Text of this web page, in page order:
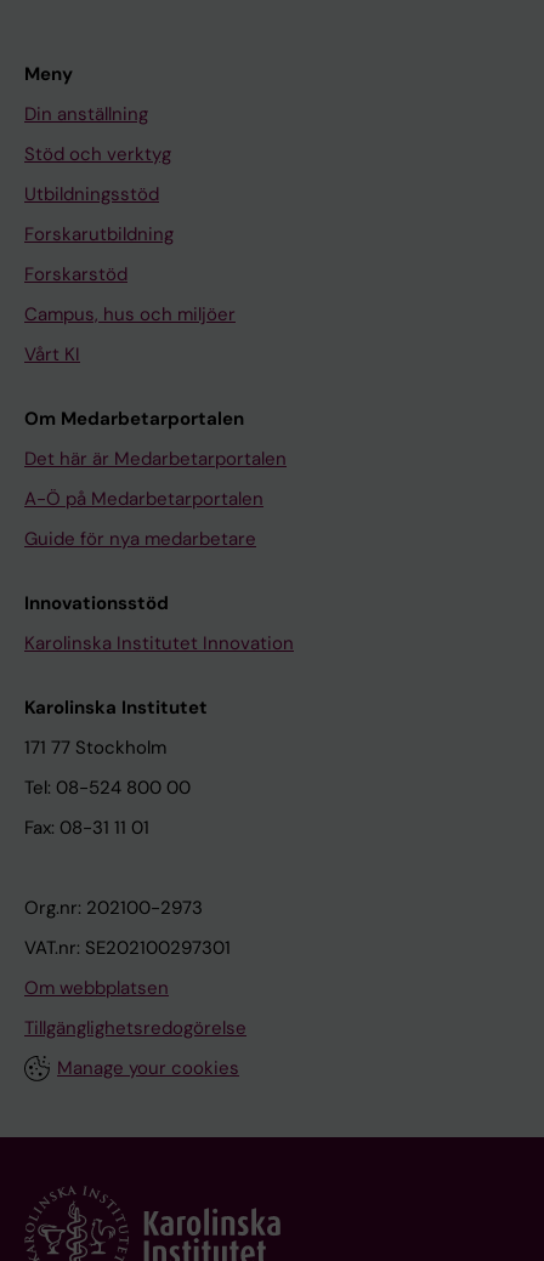
Meny
Din anställning
Stöd och verktyg
Utbildningsstöd
Forskarutbildning
Forskarstöd
Campus, hus och miljöer
Vårt KI
Om Medarbetarportalen
Det här är Medarbetarportalen
A-Ö på Medarbetarportalen
Guide för nya medarbetare
Innovationsstöd
Karolinska Institutet Innovation
Karolinska Institutet
171 77 Stockholm
Tel: 08-524 800 00
Fax: 08-31 11 01
Org.nr: 202100-2973
VAT.nr: SE202100297301
Om webbplatsen
Tillgänglighetsredogörelse
Manage your cookies